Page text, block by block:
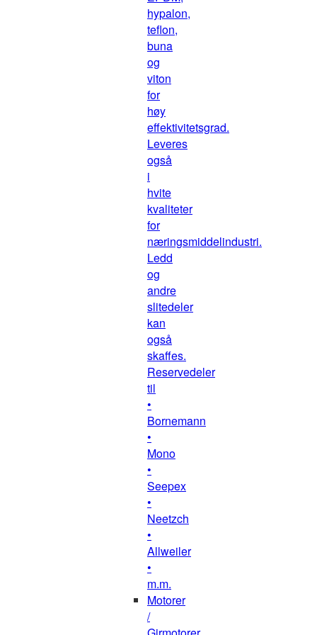
hypalon,
teflon,
buna
og
viton
for
høy
effektivitetsgrad.
Leveres
også
i
hvite
kvaliteter
for
næringsmiddelindustri.
Ledd
og
andre
slitedeler
kan
også
skaffes.
Reservedeler
til
•
Bornemann
•
Mono
•
Seepex
•
Neetzch
•
Allweiler
•
m.m.
Motorer
/